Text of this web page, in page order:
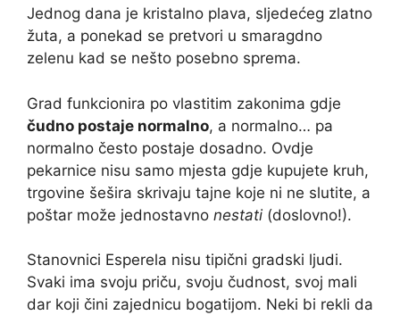
Jednog dana je kristalno plava, sljedećeg zlatno
žuta, a ponekad se pretvori u smaragdno
zelenu kad se nešto posebno sprema.
Grad funkcionira po vlastitim zakonima gdje
čudno postaje normalno, a normalno… pa
normalno često postaje dosadno. Ovdje
pekarnice nisu samo mjesta gdje kupujete kruh,
trgovine šešira skrivaju tajne koje ni ne slutite, a
poštar može jednostavno nestati (doslovno!).
Stanovnici Esperela nisu tipični gradski ljudi.
Svaki ima svoju priču, svoju čudnost, svoj mali
dar koji čini zajednicu bogatijom. Neki bi rekli da